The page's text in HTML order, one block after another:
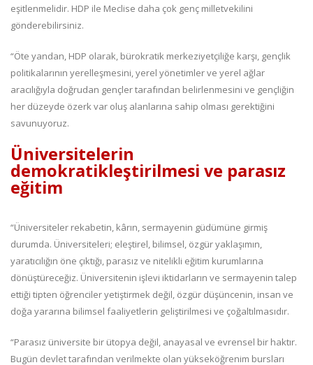
eşitlenmelidir. HDP ile Meclise daha çok genç milletvekilini
gönderebilirsiniz.
“Öte yandan, HDP olarak, bürokratik merkeziyetçiliğe karşı, gençlik
politikalarının yerelleşmesini, yerel yönetimler ve yerel ağlar
aracılığıyla doğrudan gençler tarafından belirlenmesini ve gençliğin
her düzeyde özerk var oluş alanlarına sahip olması gerektiğini
savunuyoruz.
Üniversitelerin
demokratikleştirilmesi ve parasız
eğitim
“Üniversiteler rekabetin, kârın, sermayenin güdümüne girmiş
durumda. Üniversiteleri; eleştirel, bilimsel, özgür yaklaşımın,
yaratıcılığın öne çıktığı, parasız ve nitelikli eğitim kurumlarına
dönüştüreceğiz. Üniversitenin işlevi iktidarların ve sermayenin talep
ettiği tipten öğrenciler yetiştirmek değil, özgür düşüncenin, insan ve
doğa yararına bilimsel faaliyetlerin geliştirilmesi ve çoğaltılmasıdır.
“Parasız üniversite bir ütopya değil, anayasal ve evrensel bir haktır.
Bugün devlet tarafından verilmekte olan yükseköğrenim bursları